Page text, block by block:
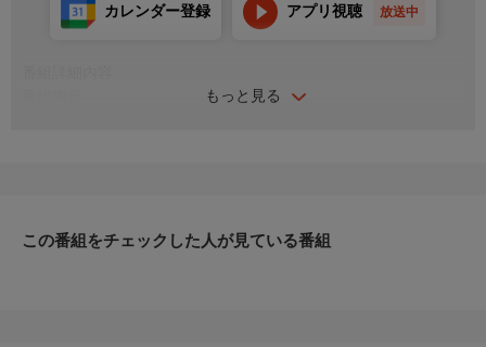
もっと見る
カレンダー登録 アプリ視聴 放送中
監督・脚本
この番組をチェックした人が見ている番組